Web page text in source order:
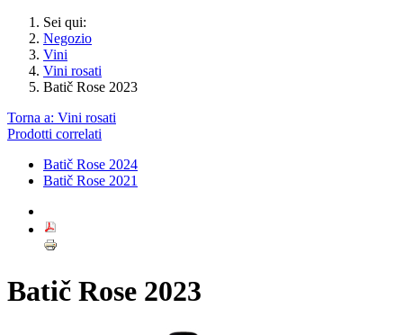
Sei qui:
Negozio
Vini
Vini rosati
Batič Rose 2023
Torna a: Vini rosati
Prodotti correlati
Batič Rose 2024
Batič Rose 2021
Batič Rose 2023